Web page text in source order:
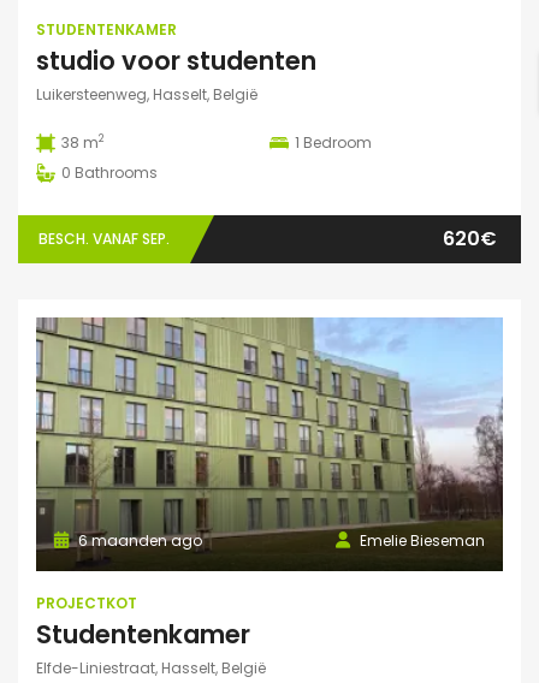
STUDENTENKAMER
studio voor studenten
Luikersteenweg, Hasselt, België
38 m2 1 Bedroom
0 Bathrooms
BESCH. VANAF SEP. 620€
Emelie Bieseman
6 maanden ago
PROJECTKOT
Studentenkamer
Elfde-Liniestraat, Hasselt, België